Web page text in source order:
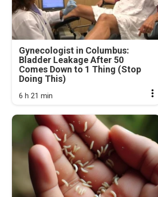
Gynecologist in Columbus:
Bladder Leakage After 50
Comes Down to 1 Thing (Stop
Doing This)
6 h 21 min